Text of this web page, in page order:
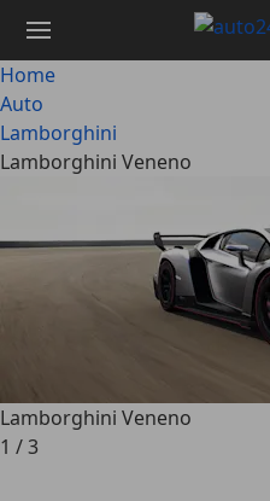
contenuto
principale
Home
Auto
Lamborghini
Lamborghini Veneno
Lamborghini Veneno
1 /3